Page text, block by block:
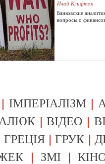
Илай Клифтон
Банковские
вопросы о
| ІМПЕРІАЛІЗМ |
|ВІДЕО |
ГРЕЦІЯ |ГРУК |
| ЗМІ |